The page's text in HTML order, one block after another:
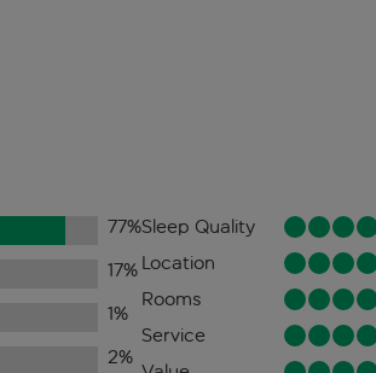
77%
17%
1%
2%
Sleep Quality
Location
Rooms
Service